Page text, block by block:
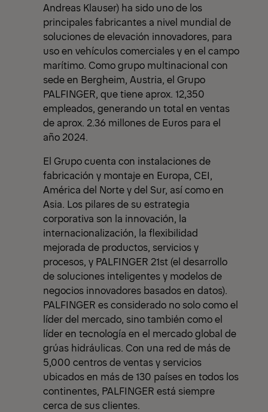
Andreas Klauser) ha sido uno de los
principales fabricantes a nivel mundial de
soluciones de elevación innovadores, para
uso en vehículos comerciales y en el campo
marítimo. Como grupo multinacional con
sede en Bergheim, Austria, el Grupo
PALFINGER, que tiene aprox. 12,350
empleados, generando un total en ventas
de aprox. 2.36 millones de Euros para el
año 2024.
El Grupo cuenta con instalaciones de
fabricación y montaje en Europa, CEI,
América del Norte y del Sur, así como en
Asia. Los pilares de su estrategia
corporativa son la innovación, la
internacionalización, la flexibilidad
mejorada de productos, servicios y
procesos, y PALFINGER 21st (el desarrollo
de soluciones inteligentes y modelos de
negocios innovadores basados en datos).
PALFINGER es considerado no solo como el
líder del mercado, sino también como el
líder en tecnología en el mercado global de
grúas hidráulicas. Con una red de más de
5,000 centros de ventas y servicios
ubicados en más de 130 países en todos los
continentes, PALFINGER está siempre
cerca de sus clientes.